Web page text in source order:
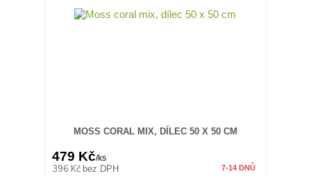
MOSS CORAL MIX, DÍLEC 50 X 50 CM
479 Kč/ks
396 Kč bez DPH 7-14 DNŮ